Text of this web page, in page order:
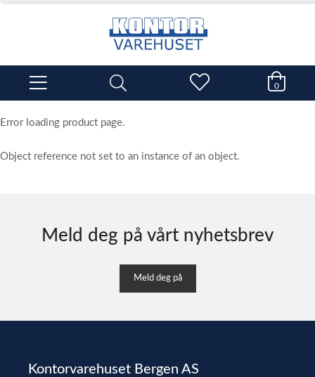
0
Error loading product page.
Object reference not set to an instance of an object.
Meld deg på vårt nyhetsbrev
Meld deg på
Kontorvarehuset Bergen AS